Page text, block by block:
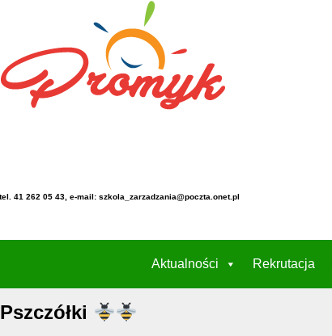
41 262 05 43, e-mail: szkola_zarzadzania@poczta.onet.pl
Aktualności Rekrutacja
Pszczółki